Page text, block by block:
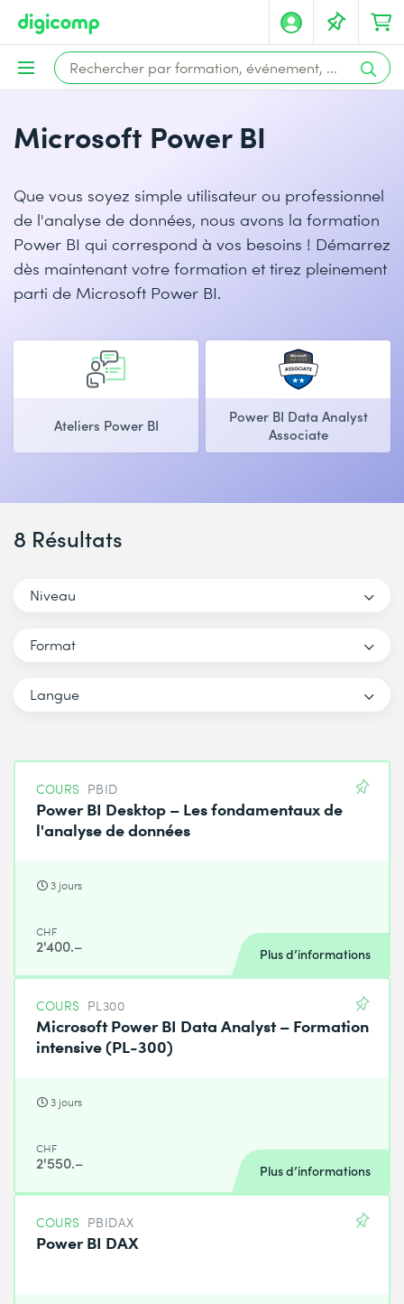
Microsoft Power BI
Que vous soyez simple utilisateur ou professionnel
de l'analyse de données, nous avons la formation
Power BI qui correspond à vos besoins ! Démarrez
dès maintenant votre formation et tirez pleinement
parti de Microsoft Power BI.
Ateliers Power BI
Power BI Data Analyst
Associate
8 Résultats
Niveau
Format
Langue
COURS PBID
Power BI Desktop – Les fondamentaux de
l'analyse de données
3 jours
CHF
2'400.– Plus d’informations
COURS PL300
Microsoft Power BI Data Analyst – Formation
intensive (PL-300)
3 jours
CHF
2'550.– Plus d’informations
COURS PBIDAX
Power BI DAX